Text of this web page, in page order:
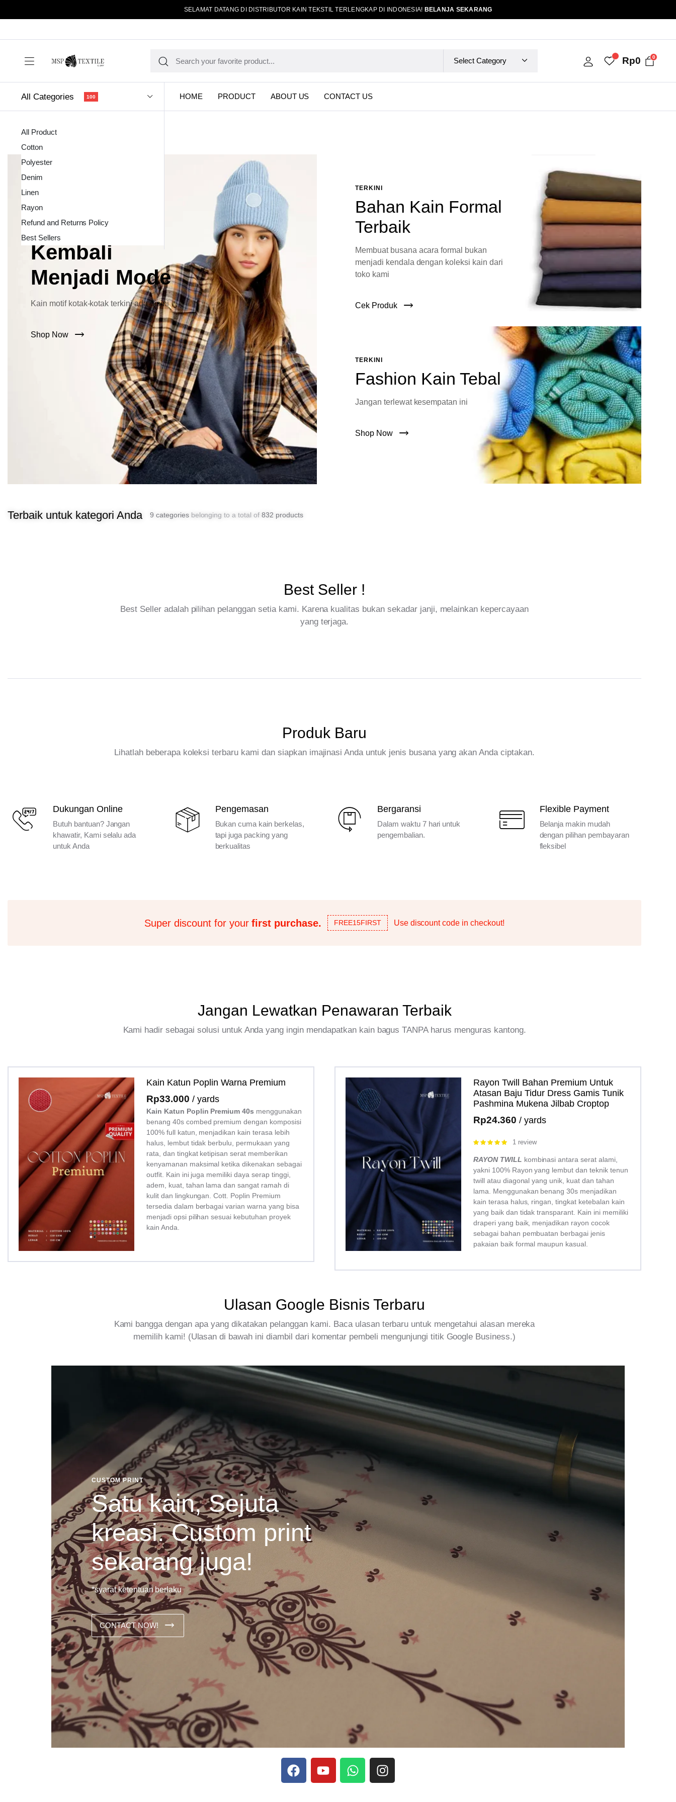
SELAMAT DATANG DI DISTRIBUTOR KAIN TEKSTIL TERLENGKAP DI INDONESIA! BELANJA SEKARANG
Rp0 0
All Categories 100
All Product
Cotton
Polyester
Denim
Linen
Rayon
Refund and Returns Policy
Best Sellers
HOME PRODUCT ABOUT US CONTACT US
Kain Pola
Lebar Kini
Kembali
Menjadi Mode
Kain motif kotak-kotak terkini ada disini
Shop Now
TERKINI
Bahan Kain Formal
Terbaik
Membuat busana acara formal bukan
menjadi kendala dengan koleksi kain dari
toko kami
Cek Produk
TERKINI
Fashion Kain Tebal
Jangan terlewat kesempatan ini
Shop Now
Terbaik untuk kategori Anda 9 categoriesbelonging to a total of 832 products
Best Seller !
Best Seller adalah pilihan pelanggan setia kami. Karena kualitas bukan sekadar janji, melainkan kepercayaan
yang terjaga.
Produk Baru
Lihatlah beberapa koleksi terbaru kami dan siapkan imajinasi Anda untuk jenis busana yang akan Anda ciptakan.
Dukungan Online
Butuh bantuan? Jangan
khawatir, Kami selalu ada
untuk Anda
Pengemasan
Bukan cuma kain berkelas,
tapi juga packing yang
berkualitas
Bergaransi
Dalam waktu 7 hari untuk
pengembalian.
Flexible Payment
Belanja makin mudah
dengan pilihan pembayaran
fleksibel
Super discount for yourfirst purchase. FREE15FIRST Use discount code in checkout!
Jangan Lewatkan Penawaran Terbaik
Kami hadir sebagai solusi untuk Anda yang ingin mendapatkan kain bagus TANPA harus menguras kantong.
Kain Katun Poplin Warna Premium
Rp33.000 / yards
Kain Katun Poplin Premium 40s menggunakan
benang 40s combed premium dengan komposisi
100% full katun, menjadikan kain terasa lebih
halus, lembut tidak berbulu, permukaan yang
rata, dan tingkat ketipisan serat memberikan
kenyamanan maksimal ketika dikenakan sebagai
outfit. Kain ini juga memiliki daya serap tinggi,
adem, kuat, tahan lama dan sangat ramah di
kulit dan lingkungan. Cott. Poplin Premium
tersedia dalam berbagai varian warna yang bisa
menjadi opsi pilihan sesuai kebutuhan proyek
kain Anda.
Rayon Twill Bahan Premium Untuk
Atasan Baju Tidur Dress Gamis Tunik
Pashmina Mukena Jilbab Croptop
Rp24.360 / yards
Rated
1 review
RAYON TWILL kombinasi antara serat alami,
yakni 100% Rayon yang lembut dan teknik tenun
twill atau diagonal yang unik, kuat dan tahan
lama. Menggunakan benang 30s menjadikan
kain terasa halus, ringan, tingkat ketebalan kain
yang baik dan tidak transparant. Kain ini memiliki
draperi yang baik, menjadikan rayon cocok
sebagai bahan pembuatan berbagai jenis
pakaian baik formal maupun kasual.
Ulasan Google Bisnis Terbaru
Kami bangga dengan apa yang dikatakan pelanggan kami. Baca ulasan terbaru untuk mengetahui alasan mereka
memilih kami! (Ulasan di bawah ini diambil dari komentar pembeli mengunjungi titik Google Business.)
CUSTOM PRINT
Satu kain, Sejuta
kreasi. Custom print
sekarang juga!
*syarat ketentuan berlaku
CONTACT NOW!